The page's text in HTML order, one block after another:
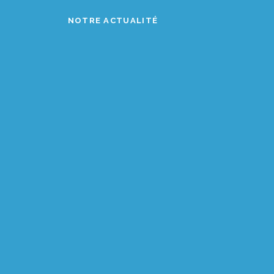
NOTRE ACTUALITÉ